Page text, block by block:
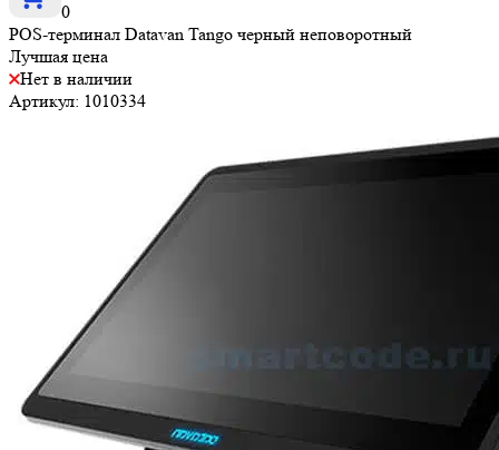
0
POS-терминал Datavan Tango черный неповоротный
Лучшая цена
Нет в наличии
Артикул: 1010334